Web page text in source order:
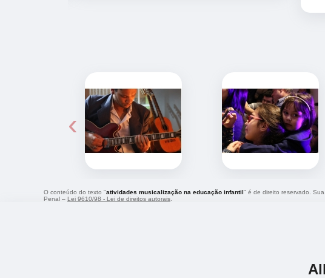
‹
O conteúdo do texto "atividades musicalização na educação infantil" é de direito reservado.
Penal – Lei 9610/98 - Lei de direitos autorais